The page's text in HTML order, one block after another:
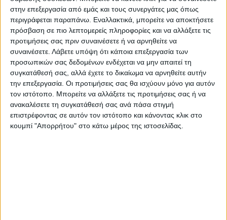
στην επεξεργασία από εμάς και τους συνεργάτες μας όπως
περιγράφεται παραπάνω. Εναλλακτικά, μπορείτε να αποκτήσετε
πρόσβαση σε πιο λεπτομερείς πληροφορίες και να αλλάξετε τις
προτιμήσεις σας πριν συναινέσετε ή να αρνηθείτε να
συναινέσετε. Λάβετε υπόψη ότι κάποια επεξεργασία των
προσωπικών σας δεδομένων ενδέχεται να μην απαιτεί τη
συγκατάθεσή σας, αλλά έχετε το δικαίωμα να αρνηθείτε αυτήν
την επεξεργασία. Οι προτιμήσεις σας θα ισχύουν μόνο για αυτόν
τον ιστότοπο. Μπορείτε να αλλάξετε τις προτιμήσεις σας ή να
ανακαλέσετε τη συγκατάθεσή σας ανά πάσα στιγμή
επιστρέφοντας σε αυτόν τον ιστότοπο και κάνοντας κλικ στο
κουμπί "Απορρήτου" στο κάτω μέρος της ιστοσελίδας.
ΝΕΟΣ ΑΓΩΝ
https://neosagon.gr
Η Αρχαιότερη Καθημερινή Πρωινή Εφημερίδα της Καρδίτσας